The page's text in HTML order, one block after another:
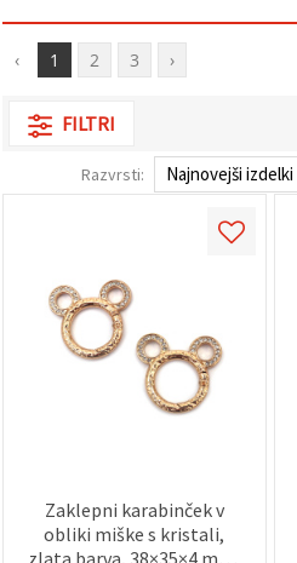
vsebine in
s pomočjo
za analitiko
S klikom na
»Sprejmi
piškotkov.
Nastavitvah
in klikom
na gumb
»Shrani«.
‹ 1 2 3 ›
FILTRI
Razvrsti:
Zaklepni karabinček v
obliki miške s kristali,
zlata barva, 38×35×4 mm,